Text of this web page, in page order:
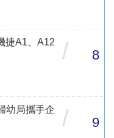
捷A1、A12
/ 8
幼局攜手企
/ 9